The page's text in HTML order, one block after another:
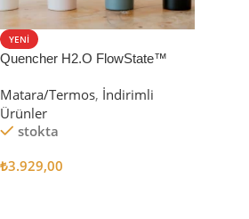
YENI
Quencher H2.O FlowState™
Matara/Termos, İndirimli
Ürünler
stokta
₺3.929,00